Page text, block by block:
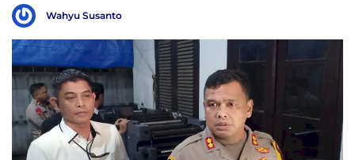
Wahyu Susanto